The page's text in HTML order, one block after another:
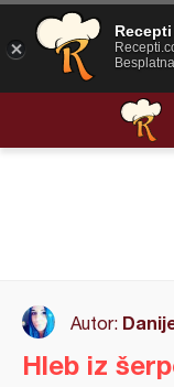
Autor:
Hleb iz